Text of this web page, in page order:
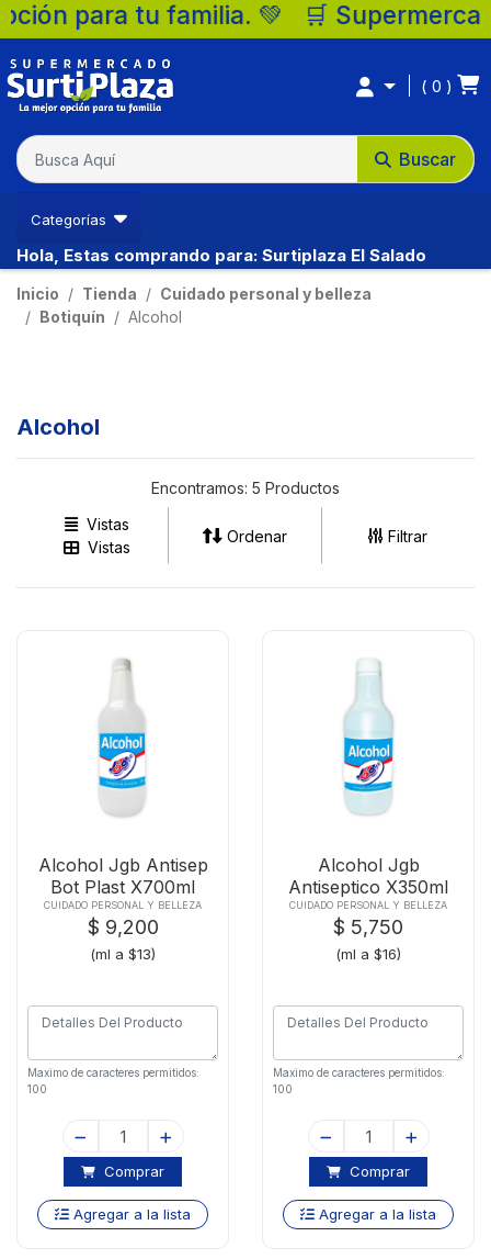
🛒 Supermercados Surtiplaza,
Buscar
0
Categorías
Hola, Estas comprando para: Surtiplaza El Salado
Inicio Tienda
Cuidado personal y belleza
Botiquín
Alcohol
Alcohol
Encontramos: 5 Productos
Vistas
Vistas
Ordenar Filtrar
Alcohol Jgb Antisep
Bot Plast X700ml
CUIDADO PERSONAL Y BELLEZA
$ 9,200
(ml a $13)
Maximo de caracteres permitidos:
100
Comprar
Agregar a la lista
Alcohol Jgb
Antiseptico X350ml
CUIDADO PERSONAL Y BELLEZA
$ 5,750
(ml a $16)
Maximo de caracteres permitidos:
100
Comprar
Agregar a la lista